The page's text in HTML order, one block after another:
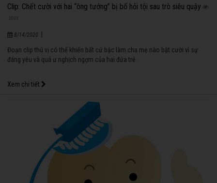
Clip: Chết cười với hai “ông tướng” bị bố hỏi tội sau trò siêu quậy
2033
8/14/2020
Đoạn clip thú vị có thể khiến bất cứ bậc làm cha mẹ nào bật cười vì sự
đáng yêu và quá ư nghịch ngợm của hai đứa trẻ.
Xem chi tiết